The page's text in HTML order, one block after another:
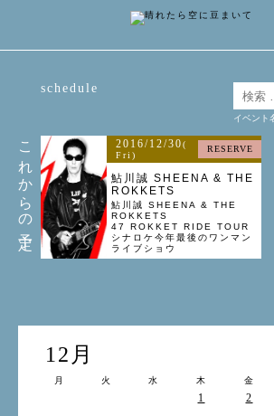
これからの予定
schedule
2016/12/30(
Fri)
RESERVE
鮎川誠 SHEENA & THE
ROKKETS
鮎川誠 SHEENA & THE
ROKKETS
47 ROKKET RIDE TOUR
シナロケ今年最後のワンマン
ライブショウ
12月
月 火 水 木 金
1 2
イベント